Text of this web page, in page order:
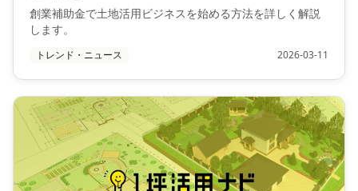
創業補助金で土地活用ビジネスを始める方法を詳しく解説
します。
トレンド・ニュース 2026-03-11